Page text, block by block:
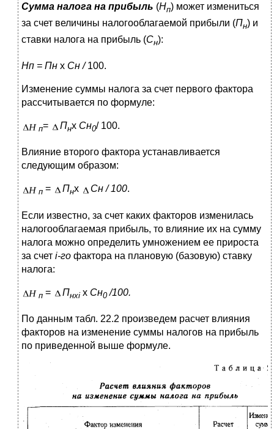
Сумма налога на прибыль (Нп) может измениться
за счет величины налогооблагаемой прибыли (Пн) и
ставки налога на прибыль (Сн):
Нп = Пн х Сн /100.
Изменение суммы налога за счет первого фактора
рассчитывается по формуле:
п= Пнх Сн0/ 100.
Влияние второго фактора устанавливается
следующим образом:
п = Пнх Сн / 100.
Если известно, за счет каких факторов изменилась
налогооблагаемая прибыль, то влияние их на сумму
налога можно определить умножением ее прироста
за счет i-го фактора на плановую (базовую) ставку
налога:
п = Пнхi х Сн0/100.
По данным табл. 22.2 произведем расчет влияния
факторов на изменение суммы налогов на прибыль
по приведенной выше формуле.